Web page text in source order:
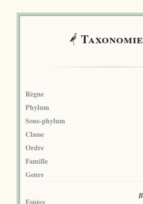
Taxonomie
Règne
Phylum
Sous-phylum
Classe
Ordre
Famille
Genre
Espèce